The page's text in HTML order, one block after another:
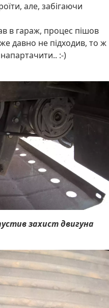
але, забігаючи
в гараж, процес пішов
давно не підходив, то ж
:-)
захист двигуна